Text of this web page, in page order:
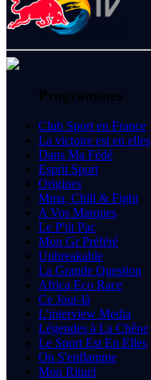
Programmes
Club Sport en France
La victoire est en elles
Dans Ma Fédé
Esprit Sport
Origines
Mma, Chill & Fight
A Vos Marques
Le P'tit Pac
Mon Gr Préféré
Unbreakable
La Grande Question
Africa Eco Race
Ce Jour-là
L'interview Media
Légendes à La Chêne
Le Sport Est En Elles
On S'enflamme
Mon Rituel